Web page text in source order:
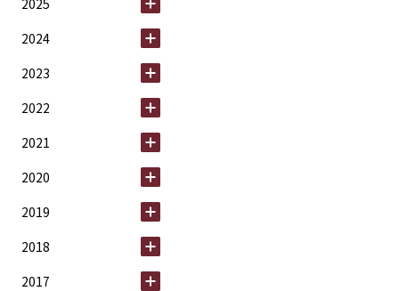
2024
2023
2022
2021
2020
2019
2018
2017